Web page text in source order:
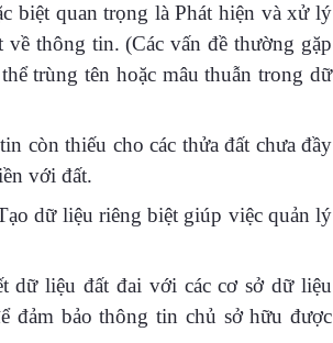
biệt quan trọng là Phát hiện và xử lý
về thông tin. (Các vấn đề thường gặp
trùng tên hoặc mâu thuẫn trong dữ
còn thiếu cho các thửa đất chưa đầy
với đất.
dữ liệu riêng biệt giúp việc quản lý
liệu đất đai với các cơ sở dữ liệu
đảm bảo thông tin chủ sở hữu được